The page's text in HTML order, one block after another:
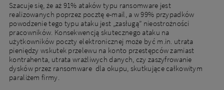
Szacuje się, że aż 91% ataków typu ransomware jest
realizowanych poprzez pocztę e-mail, a w 99% przypadków
powodzenie tego typu ataku jest „zasługą” nieostrożności
pracowników. Konsekwencją skutecznego ataku na
użytkowników poczty elektronicznej może być m.in. utrata
pieniędzy wskutek przelewu na konto przestępców zamiast
kontrahenta, utrata wrażliwych danych, czy zaszyfrowanie
dysków przez ransomware dla okupu, skutkujące całkowitym
paraliżem firmy.